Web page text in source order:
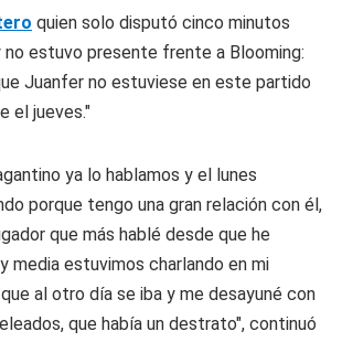
quien solo disputó cinco minutos
no estuvo presente frente a Blooming:
Juanfer no estuviese en este partido
el jueves."
ya lo hablamos y el lunes
porque tengo una gran relación con él,
que más hablé desde que he
y media estuvimos charlando en mi
al otro día se iba y me desayuné con
que había un destrato", continuó